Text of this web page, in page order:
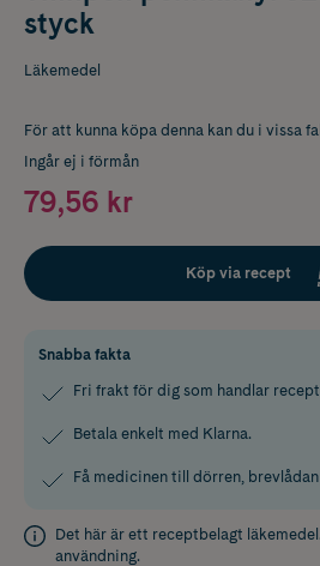
styck
Läkemedel
För att kunna köpa denna kan du i vissa
Ingår ej i förmån
79,56 kr
Köp via recept
Snabba fakta
Fri frakt för dig som handlar
Betala enkelt med Klarna.
Få medicinen till dörren,
Det här är ett receptbelagt
användning.